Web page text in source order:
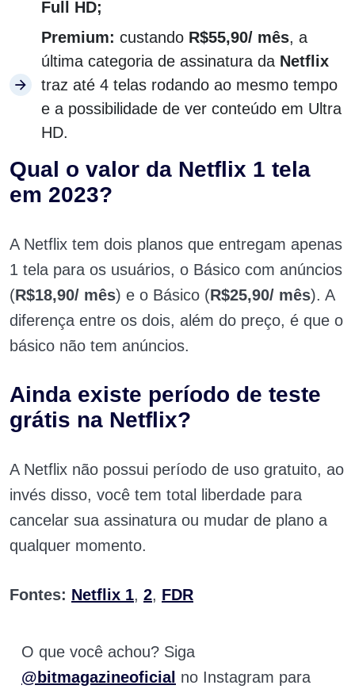
Full HD;
Premium: custando R$55,90/ mês, a
última categoria de assinatura da Netflix
traz até 4 telas rodando ao mesmo tempo
e a possibilidade de ver conteúdo em Ultra
HD.
Qual o valor da Netflix 1 tela
em 2023?
A Netflix tem dois planos que entregam apenas
1 tela para os usuários, o Básico com anúncios
(R$18,90/ mês) e o Básico (R$25,90/ mês). A
diferença entre os dois, além do preço, é que o
básico não tem anúncios.
Ainda existe período de teste
grátis na Netflix?
A Netflix não possui período de uso gratuito, ao
invés disso, você tem total liberdade para
cancelar sua assinatura ou mudar de plano a
qualquer momento.
Fontes: Netflix 1, 2, FDR
O que você achou? Siga
@bitmagazineoficial no Instagram para